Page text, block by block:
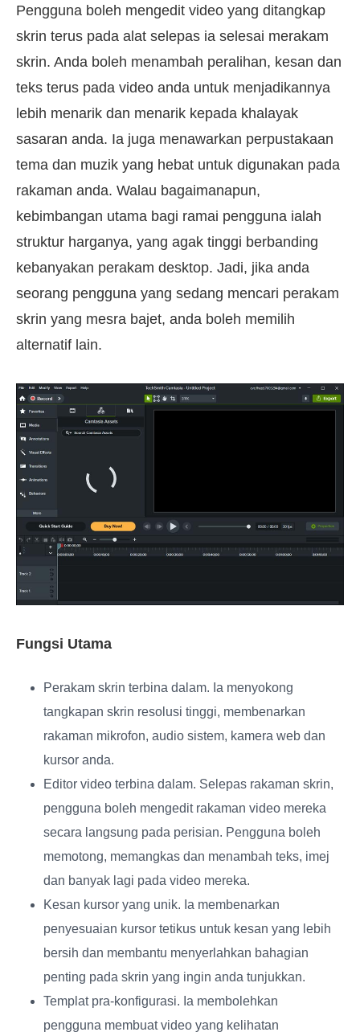
Pengguna boleh mengedit video yang ditangkap
skrin terus pada alat selepas ia selesai merakam
skrin. Anda boleh menambah peralihan, kesan dan
teks terus pada video anda untuk menjadikannya
lebih menarik dan menarik kepada khalayak
sasaran anda. Ia juga menawarkan perpustakaan
tema dan muzik yang hebat untuk digunakan pada
rakaman anda. Walau bagaimanapun,
kebimbangan utama bagi ramai pengguna ialah
struktur harganya, yang agak tinggi berbanding
kebanyakan perakam desktop. Jadi, jika anda
seorang pengguna yang sedang mencari perakam
skrin yang mesra bajet, anda boleh memilih
alternatif lain.
Fungsi Utama
Perakam skrin terbina dalam. Ia menyokong
tangkapan skrin resolusi tinggi, membenarkan
rakaman mikrofon, audio sistem, kamera web dan
kursor anda.
Editor video terbina dalam. Selepas rakaman skrin,
pengguna boleh mengedit rakaman video mereka
secara langsung pada perisian. Pengguna boleh
memotong, memangkas dan menambah teks, imej
dan banyak lagi pada video mereka.
Kesan kursor yang unik. Ia membenarkan
penyesuaian kursor tetikus untuk kesan yang lebih
bersih dan membantu menyerlahkan bahagian
penting pada skrin yang ingin anda tunjukkan.
Templat pra-konfigurasi. Ia membolehkan
pengguna membuat video yang kelihatan